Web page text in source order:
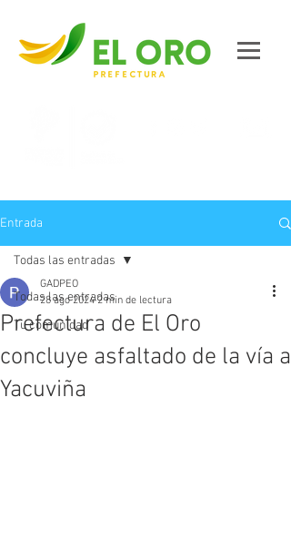
Entrada
Todas las entradas
Tu comunidad
Todas las entradas
Prefectura de El Oro
concluye asfaltado de la vía a
Yacuviña
GADPEO
28 ago 2024 2 min de lectura